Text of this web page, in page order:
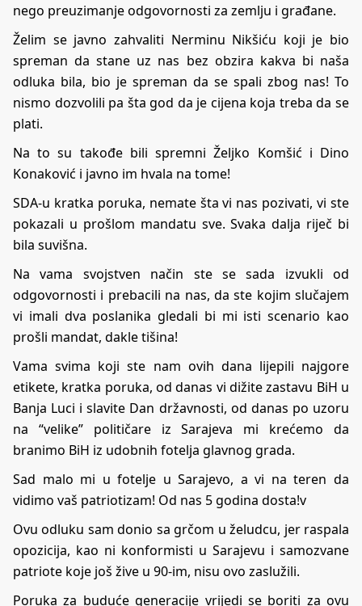
nego preuzimanje odgovornosti za zemlju i građane.
Želim se javno zahvaliti Nerminu Nikšiću koji je bio
spreman da stane uz nas bez obzira kakva bi naša
odluka bila, bio je spreman da se spali zbog nas! To
nismo dozvolili pa šta god da je cijena koja treba da se
plati.
Na to su takođe bili spremni Željko Komšić i Dino
Konaković i javno im hvala na tome!
SDA-u kratka poruka, nemate šta vi nas pozivati, vi ste
pokazali u prošlom mandatu sve. Svaka dalja riječ bi
bila suvišna.
Na vama svojstven način ste se sada izvukli od
odgovornosti i prebacili na nas, da ste kojim slučajem
vi imali dva poslanika gledali bi mi isti scenario kao
prošli mandat, dakle tišina!
Vama svima koji ste nam ovih dana lijepili najgore
etikete, kratka poruka, od danas vi dižite zastavu BiH u
Banja Luci i slavite Dan državnosti, od danas po uzoru
na “velike” političare iz Sarajeva mi krećemo da
branimo BiH iz udobnih fotelja glavnog grada.
Sad malo mi u fotelje u Sarajevo, a vi na teren da
vidimo vaš patriotizam! Od nas 5 godina dosta!v
Ovu odluku sam donio sa grčom u želudcu, jer raspala
opozicija, kao ni konformisti u Sarajevu i samozvane
patriote koje još žive u 90-im, nisu ovo zaslužili.
Poruka za buduće generacije vrijedi se boriti za ovu